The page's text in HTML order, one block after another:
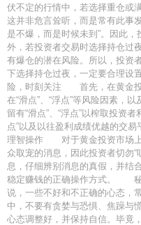
伏不定的行情中，若选择重仓或
这并非危言耸听，而是常有此事
是不爆，而是时候未到”。因此
外，若投资者交易时选择持仓过
有爆仓的潜在风险。所以，投资
下选择持仓过夜，一定要合理
险，时刻关注 首先，在黄金投
在“滑点”、“浮点”等风险因素，
留有“滑点”、“浮点”以榨取投资
点”以及以往盈利成绩优越的交
理智操作 对于黄金投资市场上
众取宠的消息，因此投资者切勿
息，仔细辨别消息的真假，并结
稳定赚钱的正确操作方式。
说，一些不好和不正确的心态，
中，不要有贪婪与恐惧、焦躁与
心态调整好，并保持自信。毕竟